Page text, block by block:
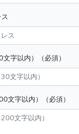
字以内）（必須）
文字以内）（必須）